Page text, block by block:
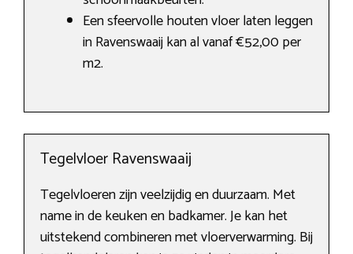
Een sfeervolle houten vloer laten leggen
in Ravenswaaij kan al vanaf €52,00 per
m2.
Tegelvloer Ravenswaaij
Tegelvloeren zijn veelzijdig en duurzaam. Met
name in de keuken en badkamer. Je kan het
uitstekend combineren met vloerverwarming. Bij